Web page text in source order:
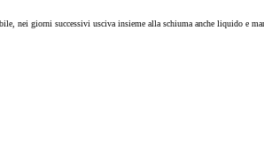
giorni successivi usciva insieme alla schiuma anche liquido e